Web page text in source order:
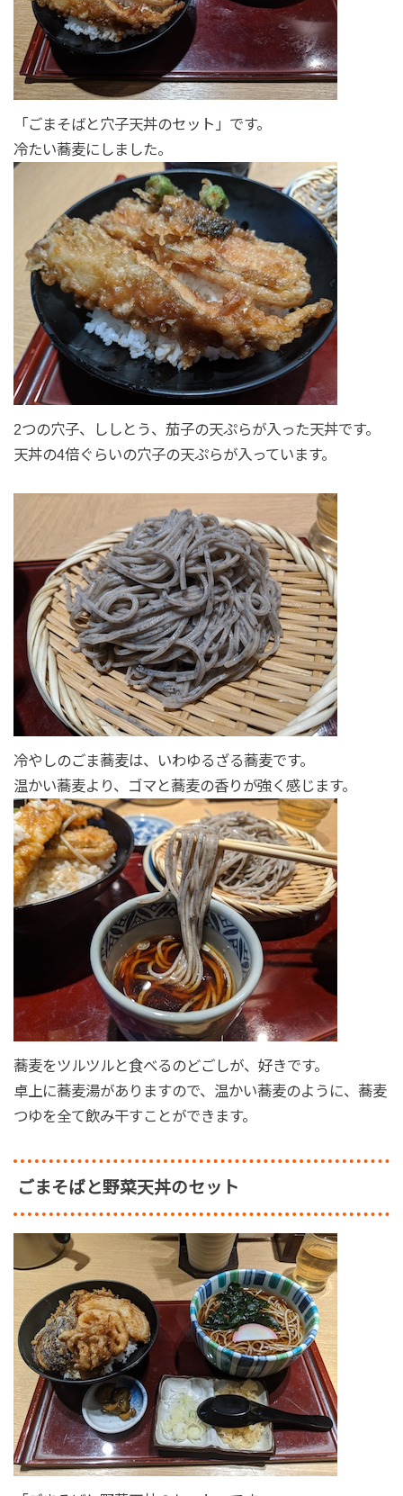
「ごまそばと穴子天丼のセット」です。
冷たい蕎麦にしました。
2つの穴子、ししとう、茄子の天ぷらが入った天丼です。
天丼の4倍ぐらいの穴子の天ぷらが入っています。
冷やしのごま蕎麦は、いわゆるざる蕎麦です。
温かい蕎麦より、ゴマと蕎麦の香りが強く感じます。
蕎麦をツルツルと食べるのどごしが、好きです。
卓上に蕎麦湯がありますので、温かい蕎麦のように、蕎麦
つゆを全て飲み干すことができます。
ごまそばと野菜天丼のセット